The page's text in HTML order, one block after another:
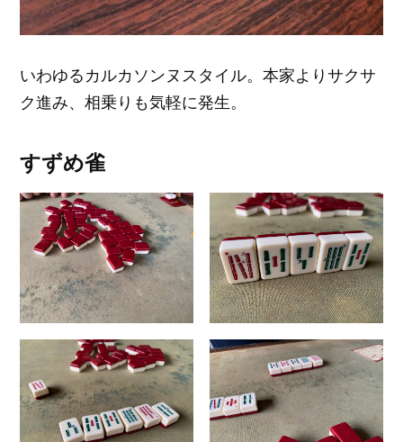
いわゆるカルカソンヌスタイル。本家よりサクサ
ク進み、相乗りも気軽に発生。
すずめ雀